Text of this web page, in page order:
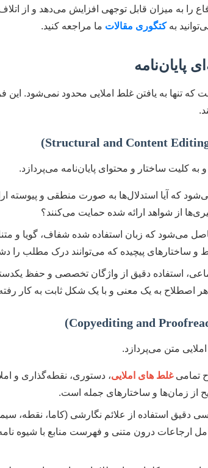
به میزان قابل توجهی افزایش می‌دهد و از
به کتگوری مقالات ما مراجعه کنید.
پایان‌نامه
تنها به یافتن غلط املایی محدود نمی‌شود. این
کلیت ساختار و محتوای پایان‌نامه می‌پردازد.
که آیا استدلال‌ها به صورت منطقی و پیوسته
از شواهد ارائه شده حمایت می‌کنند؟
می‌شود که زبان استفاده شده شفاف، گویا و
ساختارهای پیچیده که می‌توانند درک مطلب را
استفاده دقیق از واژگان تخصصی و حفظ
اصطلاح به یک معنی و با یک شکل ثابت به کار
متن می‌پردازد.
تمامیغلط های املایی، دستوری، نقطه‌گذاری و
از زمان‌ها و ساختارهای جمله است.
دقیق استفاده از علائم نگارشی (کاما، نقطه،